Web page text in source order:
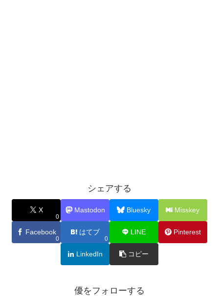
シェアする
X
0
Mastodon Bluesky Misskey
Facebook
0
はてブ
0
LINE Pinterest
LinkedIn コピー
優をフォローする